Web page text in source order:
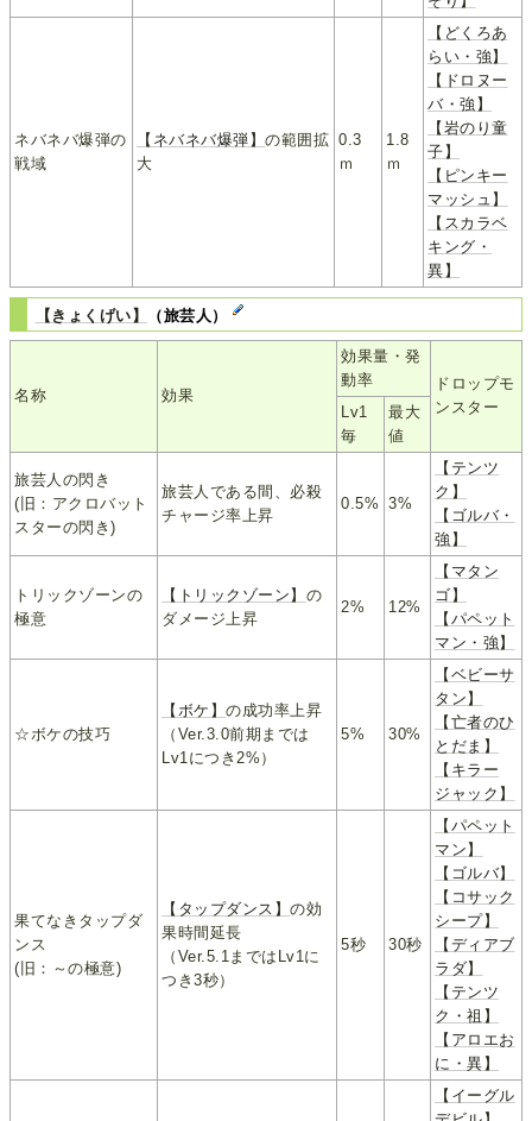
ネバネバ爆弾の
戦域
【ネバネバ爆弾】の範囲拡
大
0.3
ｍ
1.8
ｍ
【どくろあ
らい・強】
【ドロヌー
バ・強】
【岩のり童
子】
【ピンキー
マッシュ】
【スカラベ
キング・
異】
【きょくげい】 （旅芸人）
名称 効果
効果量・発
動率
ドロップモ
ンスター
Lv1
毎
最大
値
旅芸人の閃き
(旧：アクロバット
スターの閃き)
旅芸人である間、必殺
チャージ率上昇
0.5% 3%
【テンツ
ク】
【ゴルバ・
強】
トリックゾーンの
極意
【トリックゾーン】 の
ダメージ上昇
2% 12%
【マタン
ゴ】
【パペット
マン・強】
☆ボケの技巧
【ボケ】の成功率上昇
（Ver.3.0前期までは
Lv1につき2%）
5% 30%
【ベビーサ
タン】
【亡者のひ
とだま】
【キラー
ジャック】
果てなきタップダ
ンス
(旧：～の極意)
【タップダンス】の効
果時間延長
（Ver.5.1まではLv1に
つき3秒）
5秒 30秒
【パペット
マン】
【ゴルバ】
【コサック
シープ】
【ディアブ
ラダ】
【テンツ
ク・祖】
【アロエお
に・異】
【イーグル